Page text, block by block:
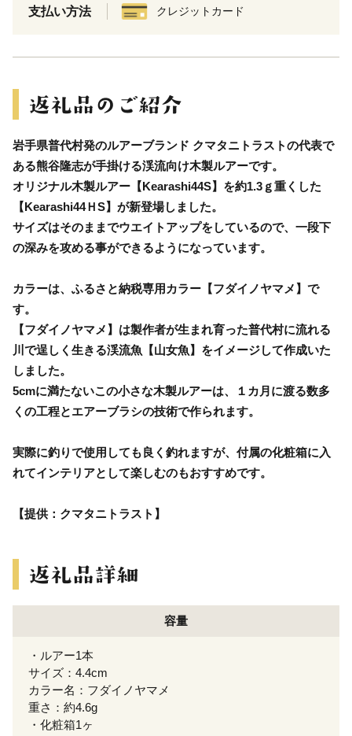
支払い方法 クレジットカード
岩手県普代村発のルアーブランド クマタニトラストの代表で
ある熊谷隆志が手掛ける渓流向け木製ルアーです。
オリジナル木製ルアー【Kearashi44S】を約1.3ｇ重くした
【Kearashi44ＨS】が新登場しました。
サイズはそのままでウエイトアップをしているので、一段下
の深みを攻める事ができるようになっています。
カラーは、ふるさと納税専用カラー【フダイノヤマメ】で
す。
【フダイノヤマメ】は製作者が生まれ育った普代村に流れる
川で逞しく生きる渓流魚【山女魚】をイメージして作成いた
しました。
5cmに満たないこの小さな木製ルアーは、１カ月に渡る数多
くの工程とエアーブラシの技術で作られます。
実際に釣りで使用しても良く釣れますが、付属の化粧箱に入
れてインテリアとして楽しむのもおすすめです。
【提供：クマタニトラスト】
容量
・ルアー1本
サイズ：4.4cm
カラー名：フダイノヤマメ
重さ：約4.6g
・化粧箱1ヶ